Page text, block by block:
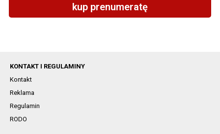
kup prenumeratę
KONTAKT I REGULAMINY
Kontakt
Reklama
Regulamin
RODO